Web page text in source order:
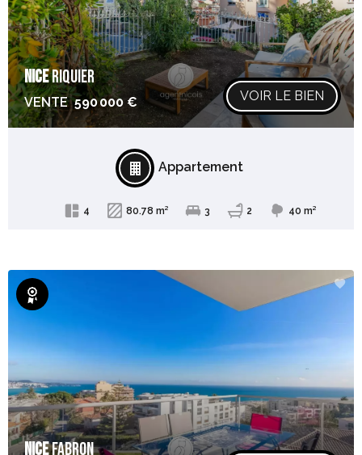
NICERIQUIER
VENTE 590 000 € VOIR LE BIEN
Appartement
4 80.78 m² 3 2 40 m²
Exclusivité
NICEFABRON